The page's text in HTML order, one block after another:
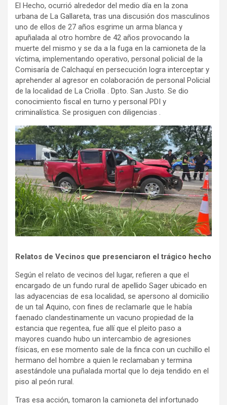
El Hecho, ocurrió alrededor del medio día en la zona
urbana de La Gallareta, tras una discusión dos masculinos
uno de ellos de 27 años esgrime un arma blanca y
apuñalada al otro hombre de 42 años provocando la
muerte del mismo y se da a la fuga en la camioneta de la
víctima, implementando operativo, personal policial de la
Comisaría de Calchaquí en persecución logra interceptar y
aprehender al agresor en colaboración de personal Policial
de la localidad de La Criolla . Dpto. San Justo. Se dio
conocimiento fiscal en turno y personal PDI y
criminalística. Se prosiguen con diligencias .
Relatos de Vecinos que presenciaron el trágico hecho
Según el relato de vecinos del lugar, refieren a que el
encargado de un fundo rural de apellido Sager ubicado en
las adyacencias de esa localidad, se apersono al domicilio
de un tal Aquino, con fines de reclamarle que le había
faenado clandestinamente un vacuno propiedad de la
estancia que regentea, fue allí que el pleito paso a
mayores cuando hubo un intercambio de agresiones
físicas, en ese momento sale de la finca con un cuchillo el
hermano del hombre a quien le reclamaban y termina
asestándole una puñalada mortal que lo deja tendido en el
piso al peón rural.
Tras esa acción, tomaron la camioneta del infortunado